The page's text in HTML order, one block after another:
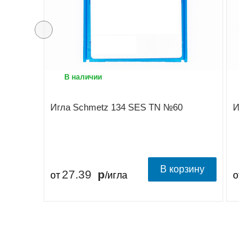
Игла Schmetz 134 SES TN №60
В наличии
от 27.39 /игла
В корзину